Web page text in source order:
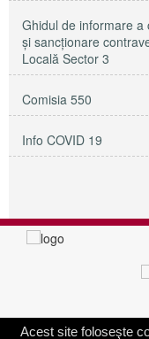
Ghidul de informare
și sancționare
Locală Sector 3
Comisia 550
Info COVID 19
Acest site foloseşte